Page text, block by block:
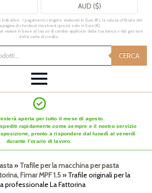
AUD ($)
indicative. I pagamenti vengono elaborati in Euro (€), la valuta ufficiale del
pagina di checkout mostrerà i prezzi solo in Euro (€).
variare in base al tasso di cambio applicato dalla tua banca o dal gestore
della carta di credito.
CERCA
aperta per tutto il mese di agosto.
rapidamente come sempre e il nostro servizio
pronto a rispondere dal lunedì al venerdì
durante l’orario di lavoro.
» Trafile per la macchina per pasta
Fimar MPF 1.5» Trafile originali per la
professionale La Fattorina